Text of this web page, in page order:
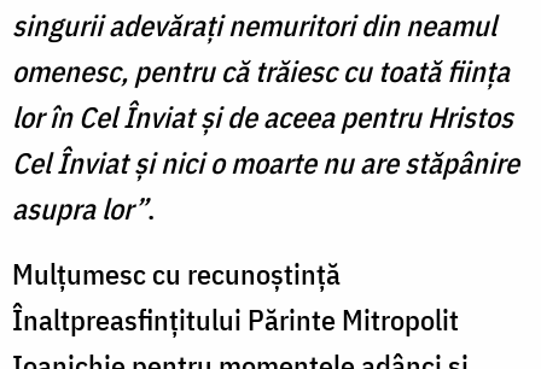
singurii adevăraţi nemuritori din neamul
omenesc, pentru că trăiesc cu toată fiinţa
lor în Cel Înviat şi de aceea pentru Hristos
Cel Înviat şi nici o moarte nu are stăpânire
asupra lor”.
Mulţumesc cu recunoştinţă
Înaltpreasfinţitului Părinte Mitropolit